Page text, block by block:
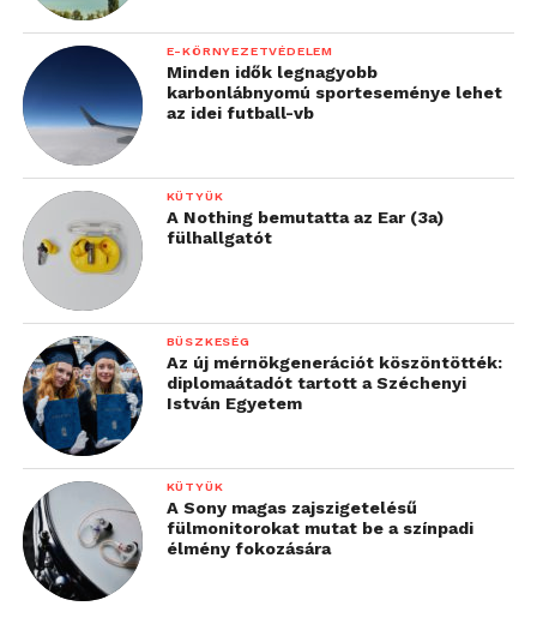
E-KÖRNYEZETVÉDELEM
Minden idők legnagyobb
karbonlábnyomú sporteseménye lehet
az idei futball-vb
KÜTYÜK
A Nothing bemutatta az Ear (3a)
fülhallgatót
BÜSZKESÉG
Az új mérnökgenerációt köszöntötték:
diplomaátadót tartott a Széchenyi
István Egyetem
KÜTYÜK
A Sony magas zajszigetelésű
fülmonitorokat mutat be a színpadi
élmény fokozására